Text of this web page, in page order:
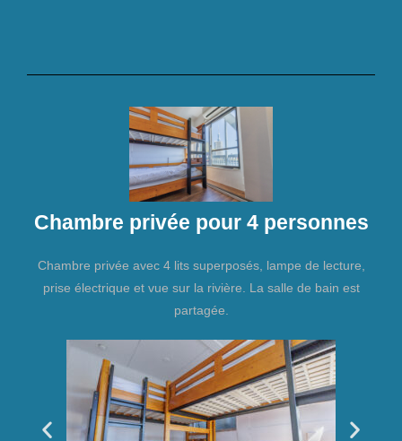
Chambre privée pour 4 personnes
Chambre privée avec 4 lits superposés, lampe de lecture,
prise électrique et vue sur la rivière. La salle de bain est
partagée.